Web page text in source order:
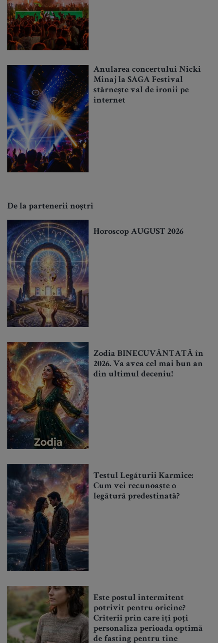
Anularea concertului Nicki
Minaj la SAGA Festival
stârnește val de ironii pe
internet
De la partenerii noștri
Horoscop AUGUST 2026
Zodia BINECUVÂNTATĂ în
2026. Va avea cel mai bun an
din ultimul deceniu!
Testul Legăturii Karmice:
Cum vei recunoaște o
legătură predestinată?
Este postul intermitent
potrivit pentru oricine?
Criterii prin care îți poți
personaliza perioada optimă
de fasting pentru tine